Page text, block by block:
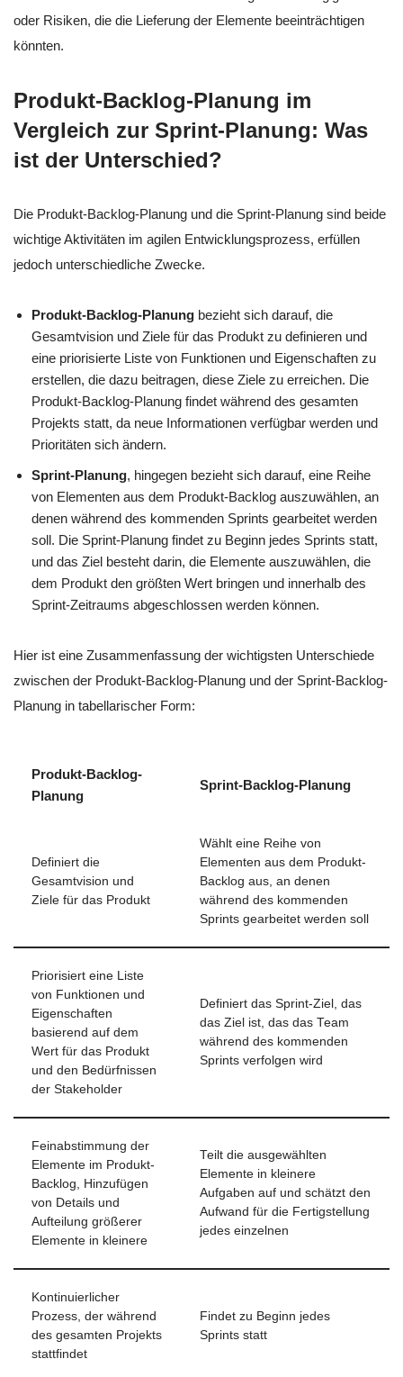
oder Risiken, die die Lieferung der Elemente beeinträchtigen
könnten.
Produkt-Backlog-Planung im
Vergleich zur Sprint-Planung: Was
ist der Unterschied?
Die Produkt-Backlog-Planung und die Sprint-Planung sind beide
wichtige Aktivitäten im agilen Entwicklungsprozess, erfüllen
jedoch unterschiedliche Zwecke.
Produkt-Backlog-Planung bezieht sich darauf, die
Gesamtvision und Ziele für das Produkt zu definieren und
eine priorisierte Liste von Funktionen und Eigenschaften zu
erstellen, die dazu beitragen, diese Ziele zu erreichen. Die
Produkt-Backlog-Planung findet während des gesamten
Projekts statt, da neue Informationen verfügbar werden und
Prioritäten sich ändern.
Sprint-Planung, hingegen bezieht sich darauf, eine Reihe
von Elementen aus dem Produkt-Backlog auszuwählen, an
denen während des kommenden Sprints gearbeitet werden
soll. Die Sprint-Planung findet zu Beginn jedes Sprints statt,
und das Ziel besteht darin, die Elemente auszuwählen, die
dem Produkt den größten Wert bringen und innerhalb des
Sprint-Zeitraums abgeschlossen werden können.
Hier ist eine Zusammenfassung der wichtigsten Unterschiede
zwischen der Produkt-Backlog-Planung und der Sprint-Backlog-
Planung in tabellarischer Form:
Produkt-Backlog-
Planung
Sprint-Backlog-Planung
Definiert die
Gesamtvision und
Ziele für das Produkt
Wählt eine Reihe von
Elementen aus dem Produkt-
Backlog aus, an denen
während des kommenden
Sprints gearbeitet werden soll
Priorisiert eine Liste
von Funktionen und
Eigenschaften
basierend auf dem
Wert für das Produkt
und den Bedürfnissen
der Stakeholder
Definiert das Sprint-Ziel, das
das Ziel ist, das das Team
während des kommenden
Sprints verfolgen wird
Feinabstimmung der
Elemente im Produkt-
Backlog, Hinzufügen
von Details und
Aufteilung größerer
Elemente in kleinere
Teilt die ausgewählten
Elemente in kleinere
Aufgaben auf und schätzt den
Aufwand für die Fertigstellung
jedes einzelnen
Kontinuierlicher
Prozess, der während
des gesamten Projekts
stattfindet
Findet zu Beginn jedes
Sprints statt